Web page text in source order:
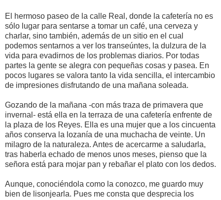
El hermoso paseo de la calle Real, donde la cafetería no es
sólo lugar para sentarse a tomar un café, una cerveza y
charlar, sino también, además de un sitio en el cual
podemos sentarnos a ver los transeúntes, la dulzura de la
vida para evadirnos de los problemas diarios. Por todas
partes la gente se alegra con pequeñas cosas y pasea. En
pocos lugares se valora tanto la vida sencilla, el intercambio
de impresiones disfrutando de una mañana soleada.
Gozando de la mañana -con más traza de primavera que
invernal- está ella en la terraza de una cafetería enfrente de
la plaza de los Reyes. Ella es una mujer que a los cincuenta
años conserva la lozanía de una muchacha de veinte. Un
milagro de la naturaleza. Antes de acercarme a saludarla,
tras haberla echado de menos unos meses, pienso que la
señora está para mojar pan y rebañar el plato con los dedos.
Aunque, conociéndola como la conozco, me guardo muy
bien de lisonjearla. Pues me consta que desprecia los